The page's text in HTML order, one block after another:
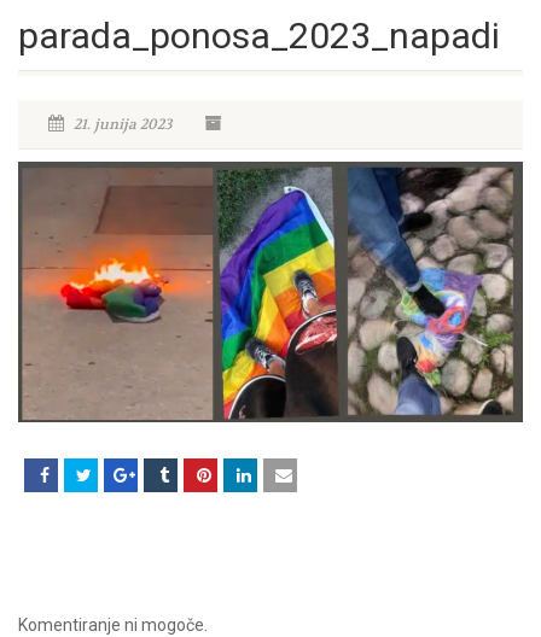
parada_ponosa_2023_napadi
21. junija 2023
Komentiranje ni mogoče.